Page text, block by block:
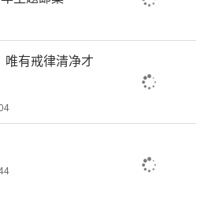
责任编辑：勉淳
有戒律清净才